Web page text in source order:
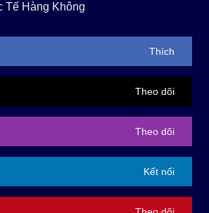
Tế Hàng Không
Thích
Theo dõi
Theo dõi
Kết nối